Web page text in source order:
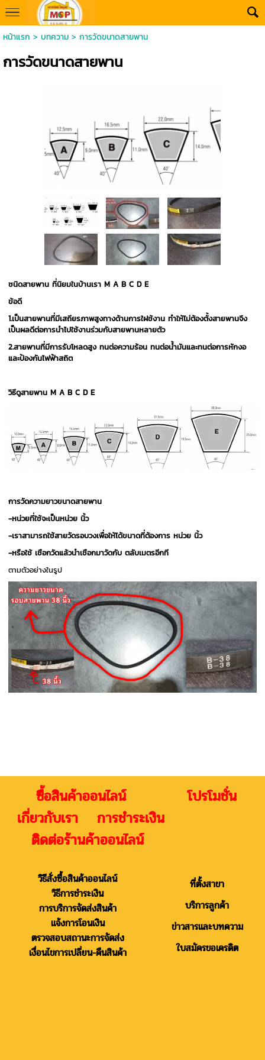
หน้าแรก > บทความ> การวัดขนาดสายพาน
การวัดขนาดสายพาน
ชนิดสายพาน ที่นิยมในบ้านเรา M A B C D E
ข้อดี
1.เป็นสายพานที่มีเสถียรภาพสูงทางด้านการใฝช้งาน ทำให้ไม่ต้องตั้งสายพานจึง
เป็นผลดีต่อการนำไปใช้งานร่วมกับสายพานหลายตัว
2.สายพานที่มีการรับโหลดสูง ทนต่อความร้อน ทนต่อน้ำมันและทนต่อการหักงอ
และป้องกันไฟฟ้าสถิต
วิธีดูสายพานM A B C D E
การวัดความยาวขนาดสายพาน
-หน่วยที่ใช้จะเป็นหน่วย นิ้ว
-เราสามารถใช้สายวัดรอบวงเพื่อให้ได้ขนาดที่ต้องการ หน่วย นิ้ว
-หรือใช้ เชือกวัดแล้วนำเชือกมาวัดกับ ตลับเมตรอีกที
ตามตัวอย่างในรูป
ซื้อสินค้าออนไลน์ โปรโมชั่น
เกี่ยวกับเรา การชำระเงิน
ติดต่อร้านค้าออนไลน์
วิธีสั่งซื้อสินค้าออนไลน์
วิธีการชำระเงิน
การบริการจัดส่งสินค้า
แจ้งการโอนเงิน
ตรวจสอบสถานะการจัดส่ง
เงื่อนไขการเปลี่ยน-คืนสินค้า
ที่ตั้งสาขา
บริการลูกค้า
ข่าวสารและบทความ
ใบสมัครขอเครดิต